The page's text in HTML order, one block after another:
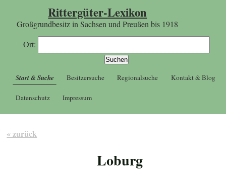
Rittergüter-Lexikon
Großgrundbesitz in Sachsen und Preußen bis 1918
Ort:
Start & Suche Besitzersuche Regionalsuche Kontakt & Blog
Datenschutz Impressum
« zurück
Loburg